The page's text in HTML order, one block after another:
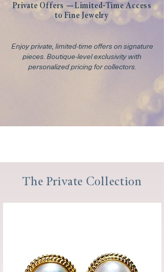
Private Offers —Limited-Time Access
to Fine Jewelry
Enjoy private, limited-time offers on signature
pieces. Boutique-level exclusivity with
personalized pricing for collectors.
The Private Collection